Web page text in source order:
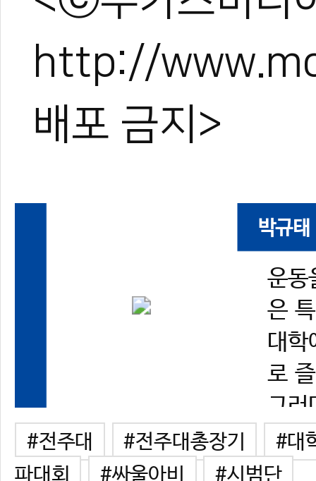
http://
배포 금지>